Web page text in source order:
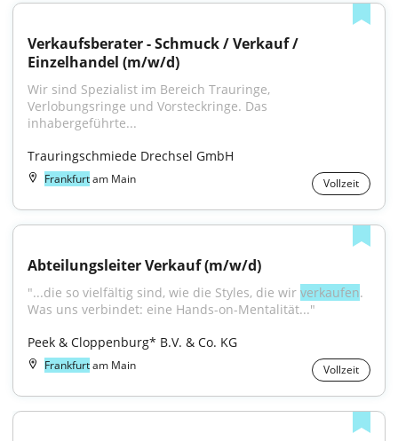
Verkaufsberater - Schmuck / Verkauf /
Einzelhandel (m/w/d)
Wir sind Spezialist im Bereich Trauringe,
Verlobungsringe und Vorsteckringe. Das
inhabergeführte...
Trauringschmiede Drechsel GmbH
Frankfurtam Main Vollzeit
Abteilungsleiter Verkauf (m/w/d)
"...die so vielfältig sind, wie die Styles, die wir verkaufen.
Was uns verbindet: eine Hands-on-Mentalität..."
Peek & Cloppenburg* B.V. & Co. KG
Frankfurtam Main Vollzeit